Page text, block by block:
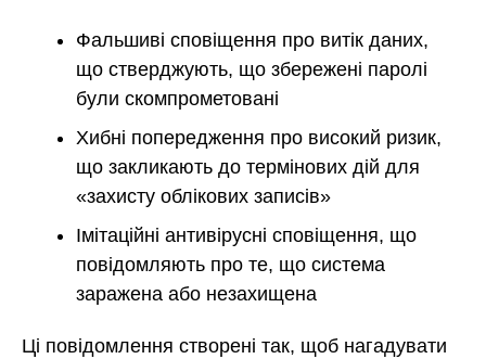
Фальшиві сповіщення про витік даних,
що стверджують, що збережені паролі
були скомпрометовані
Хибні попередження про високий ризик,
що закликають до термінових дій для
«захисту облікових записів»
Імітаційні антивірусні сповіщення, що
повідомляють про те, що система
заражена або незахищена
Ці повідомлення створені так, щоб нагадувати